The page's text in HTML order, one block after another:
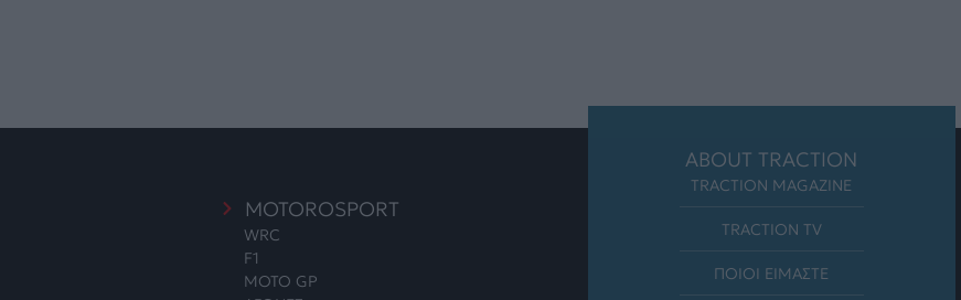
MOTOROSPORT
WRC
F1
MOTO GP
ABOUT TRACTION
TRACTION MAGAZINE
TRACTION TV
ΠΟΙΟΙ ΕΙΜΑΣΤΕ